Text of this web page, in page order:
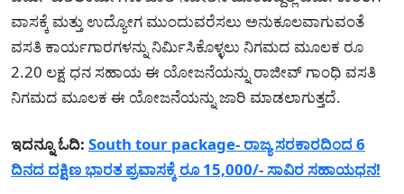
ವಾಸಕ್ಕೆ ಮತ್ತು ಉದ್ಯೋಗ ಮುಂದುವರೆಸಲು ಅನುಕೂಲವಾಗುವಂತೆ
ವಸತಿ ಕಾರ್ಯಗಾರಗಳನ್ನು ನಿರ್ಮಿಸಿಕೊಳ್ಳಲು ನಿಗಮದ ಮೂಲಕ ರೂ
2.20 ಲಕ್ಷ ಧನ ಸಹಾಯ ಈ ಯೋಜನೆಯನ್ನು ರಾಜೀವ್ ಗಾಂಧಿ ವಸತಿ
ನಿಗಮದ ಮೂಲಕ ಈ ಯೋಜನೆಯನ್ನು ಜಾರಿ ಮಾಡಲಾಗುತ್ತದೆ.
ಇದನ್ನೂ ಓದಿ: South tour package- ರಾಜ್ಯ ಸರಕಾರದಿಂದ 6
ದಿನದ ದಕ್ಷಿಣ ಭಾರತ ಪ್ರವಾಸಕ್ಕೆ ರೂ 15,000/- ಸಾವಿರ ಸಹಾಯಧನ!